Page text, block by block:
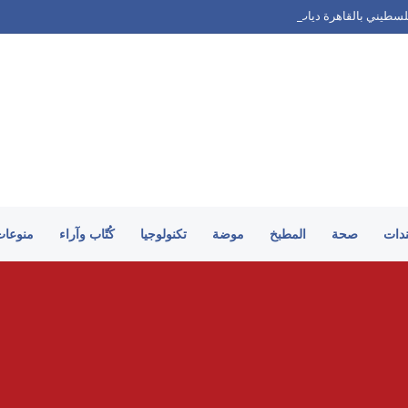
بالقاهرة دياب اللوح
صحة المطبخ موضة تكنولوجيا كُتّاب وآراء